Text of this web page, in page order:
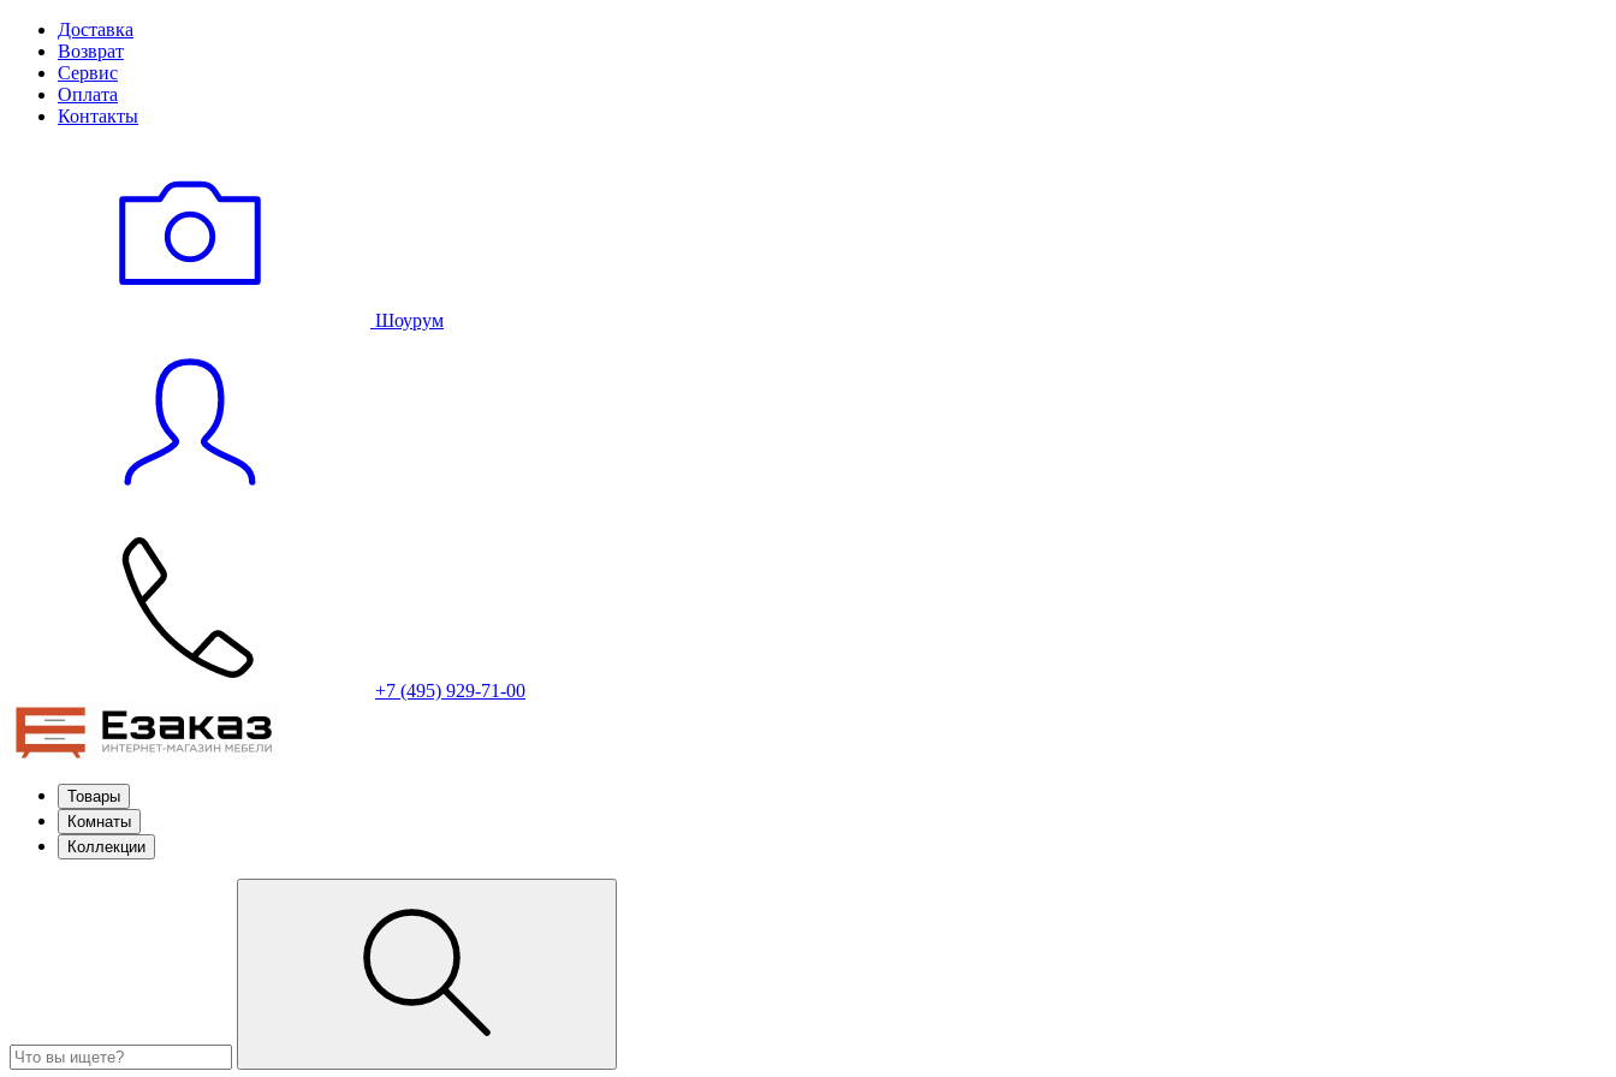
Доставка
Возврат
Сервис
Оплата
Контакты
Шоурум
+7 (495) 929-71-00
Товары
Комнаты
Коллекции